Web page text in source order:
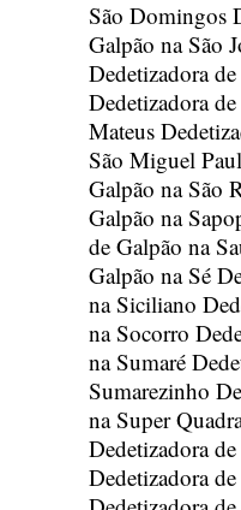
São Domingos
Galpão na São
Dedetizadora
Dedetizadora
Mateus
São Miguel
Galpão na São
Galpão na
de Galpão na
Galpão na Sé
na Siciliano
na Socorro
na Sumaré
Sumarezinho
na Super
Dedetizadora
Dedetizadora